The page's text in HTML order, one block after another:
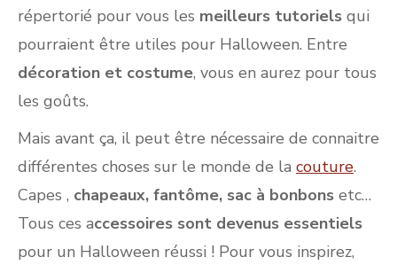
répertorié pour vous les meilleurs tutoriels qui
pourraient être utiles pour Halloween. Entre
décoration et costume, vous en aurez pour tous
les goûts.
Mais avant ça, il peut être nécessaire de connaitre
différentes choses sur le monde de la couture.
Capes , chapeaux, fantôme, sac à bonbons etc…
Tous ces accessoires sont devenus essentiels
pour un Halloween réussi ! Pour vous inspirez,